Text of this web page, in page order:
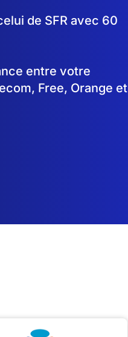
de SFR avec 60
entre votre
Free, Orange et